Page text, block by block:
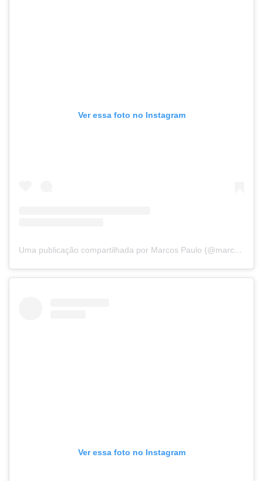
Ver essa foto no Instagram
Uma publicação compartilhada por Marcos Paulo (@marcospaulo.piata.ba)
Ver essa foto no Instagram